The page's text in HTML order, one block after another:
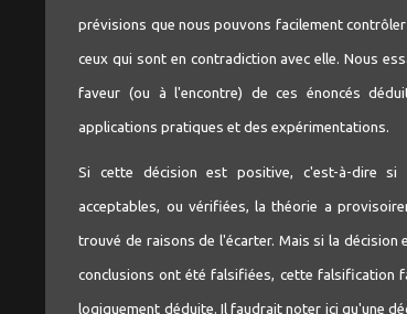
prévisions que nous pouvons facilement
ceux qui sont en contradiction avec elle. Nous
faveur (ou à l'encontre) de ces énoncés
applications pratiques et des expérimentations.
Si cette décision est positive, c'est-à-dire si
acceptables, ou vérifiées, la théorie a
trouvé de raisons de l'écarter. Mais si la décision
conclusions ont été falsifiées, cette falsification
logiquement déduite. Il faudrait noter ici qu'une